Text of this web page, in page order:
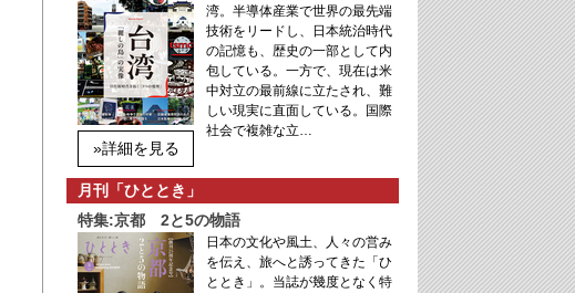
»詳細を見る
湾。半導体産業で世界の最先端
技術をリードし、日本統治時代
の記憶も、歴史の一部として内
包している。一方で、現在は米
中対立の最前線に立たされ、難
しい現実に直面している。国際
社会で複雑な立…
月刊「ひととき」
特集:京都 2と5の物語
日本の文化や風土、人々の営み
を伝え、旅へと誘ってきた「ひ
ととき」。当誌が幾度となく特